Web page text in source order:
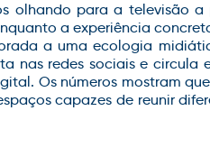
olhando para a televisão
a experiência
a uma ecologia
nas redes sociais e
Os números mostram
capazes de reunir